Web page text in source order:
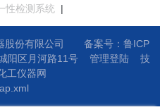
性检测系统 |
股份有限公司
备案号：鲁ICP
阳区月河路11号 管理登陆 技
工仪器网